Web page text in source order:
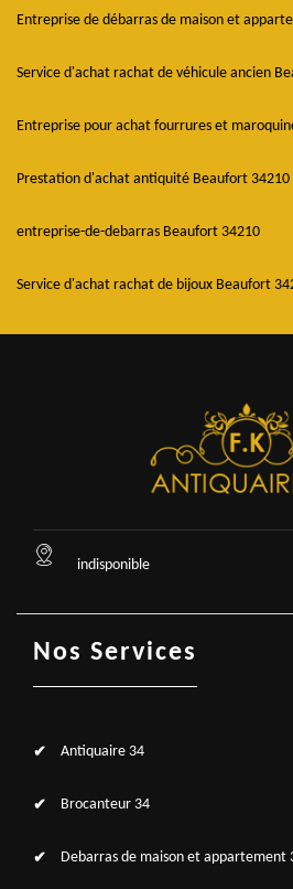
Entreprise de débarras de maison et
Service d'achat rachat de véhicule ancien
Entreprise pour achat fourrures et
Prestation d'achat antiquité Beaufort 34210
entreprise-de-debarras Beaufort 34210
Service d'achat rachat de bijoux Beaufort
indisponible
Nos Services
Antiquaire 34
Brocanteur 34
Debarras de maison et appartement